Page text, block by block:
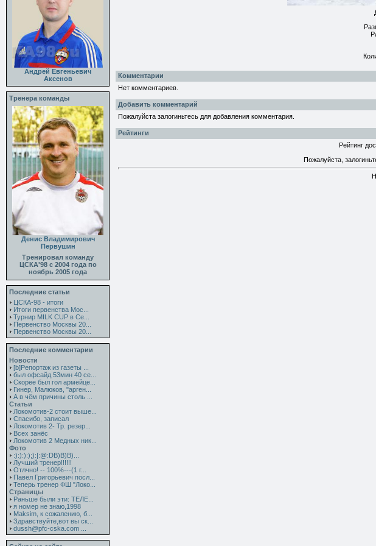
Андрей Евгеньевич
Аксенов
Тренера команды
Денис Владимирович
Первушин
Тренировал команду
ЦСКА'98 с 2004 года по
ноябрь 2005 года
Последние статьи
ЦСКА-98 - итоги
Итоги первенства Мос...
Турнир MILK CUP в Се...
Первенство Москвы 20...
Первенство Москвы 20...
Последние комментарии
Новости
[b]Репортаж из газеты ...
был офсайд 53мин 40 се...
Скорее был гол армейце...
Гинер, Малюков, "арген...
А в чём причины столь ...
Статьи
Локомотив-2 стоит выше...
Спасибо, записал
Локомотив 2- Тр. резер...
Всех занёс
Локомотив 2 Медных ник...
Фото
:):):):);):|:@:DB)B)B)...
Лучший тренер!!!!!!
Отлчно! -- 100%---(1 г...
Павел Григорьевич посл...
Теперь тренер ФШ "Локо...
Страницы
Раньше были эти: ТЕЛЕ...
я номер не знаю,1998
Maksim, к сожалению, б...
Здравствуйте,вот вы ск...
dussh@pfc-cska.com ...
Комментарии
Нет комментариев.
Добавить комментарий
Пожалуйста залогиньтесь для добавления комментария.
Рейтинги
Рейтинг
Пожалуйста,